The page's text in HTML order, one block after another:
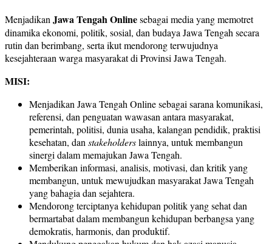
MenjadikanJawa Tengah Onlinesebagai media yang memotret
dinamika ekonomi, politik, sosial, dan budaya Jawa Tengah secara
rutin dan berimbang, serta ikut mendorong terwujudnya
kesejahteraan warga masyarakat di Provinsi Jawa Tengah.
MISI:
Menjadikan Jawa Tengah Online sebagai sarana komunikasi,
referensi, dan penguatan wawasan antara masyarakat,
pemerintah, politisi, dunia usaha, kalangan pendidik, praktisi
kesehatan, danstakeholderslainnya, untuk membangun
sinergi dalam memajukan Jawa Tengah.
Memberikan informasi, analisis, motivasi, dan kritik yang
membangun, untuk mewujudkan masyarakat Jawa Tengah
yang bahagia dan sejahtera.
Mendorong terciptanya kehidupan politik yang sehat dan
bermartabat dalam membangun kehidupan berbangsa yang
demokratis, harmonis, dan produktif.